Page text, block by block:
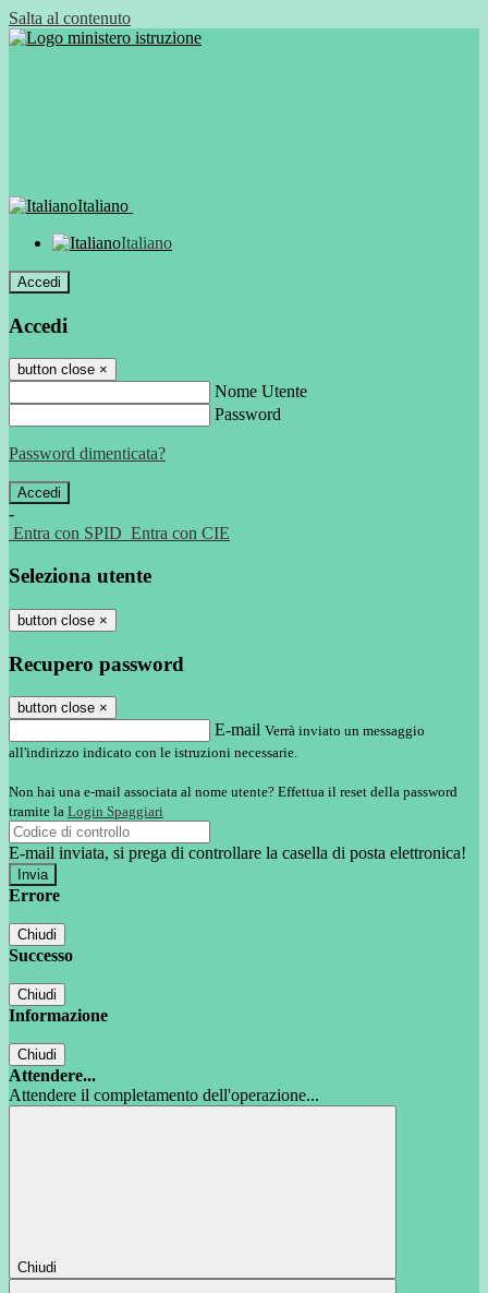
Salta al contenuto
Italiano
Italiano
Accedi
Accedi
button close ×
Nome Utente
Password
Password dimenticata?
-
Entra con SPID Entra con CIE
Seleziona utente
button close ×
Recupero password
button close ×
E-mail Verrà inviato un messaggio
all'indirizzo indicato con le istruzioni necessarie.
Non hai una e-mail associata al nome utente? Effettua il reset della password
tramite la Login Spaggiari
E-mail inviata, si prega di controllare la casella di posta elettronica!
Errore
Chiudi
Successo
Chiudi
Informazione
Chiudi
Attendere...
Attendere il completamento dell'operazione...
Chiudi